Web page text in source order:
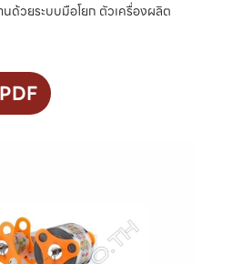
ด้วยระบบมือโยก ตัวเครื่องผลิต